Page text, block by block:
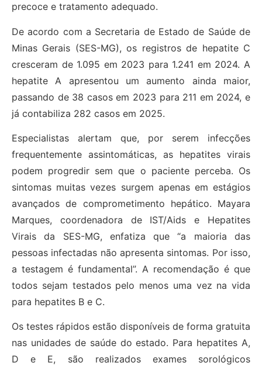
precoce e tratamento adequado.
De acordo com a Secretaria de Estado de Saúde de
Minas Gerais (SES-MG), os registros de hepatite C
cresceram de 1.095 em 2023 para 1.241 em 2024. A
hepatite A apresentou um aumento ainda maior,
passando de 38 casos em 2023 para 211 em 2024, e
já contabiliza 282 casos em 2025.
Especialistas alertam que, por serem infecções
frequentemente assintomáticas, as hepatites virais
podem progredir sem que o paciente perceba. Os
sintomas muitas vezes surgem apenas em estágios
avançados de comprometimento hepático. Mayara
Marques, coordenadora de IST/Aids e Hepatites
Virais da SES-MG, enfatiza que “a maioria das
pessoas infectadas não apresenta sintomas. Por isso,
a testagem é fundamental”. A recomendação é que
todos sejam testados pelo menos uma vez na vida
para hepatites B e C.
Os testes rápidos estão disponíveis de forma gratuita
nas unidades de saúde do estado. Para hepatites A,
D e E, são realizados exames sorológicos